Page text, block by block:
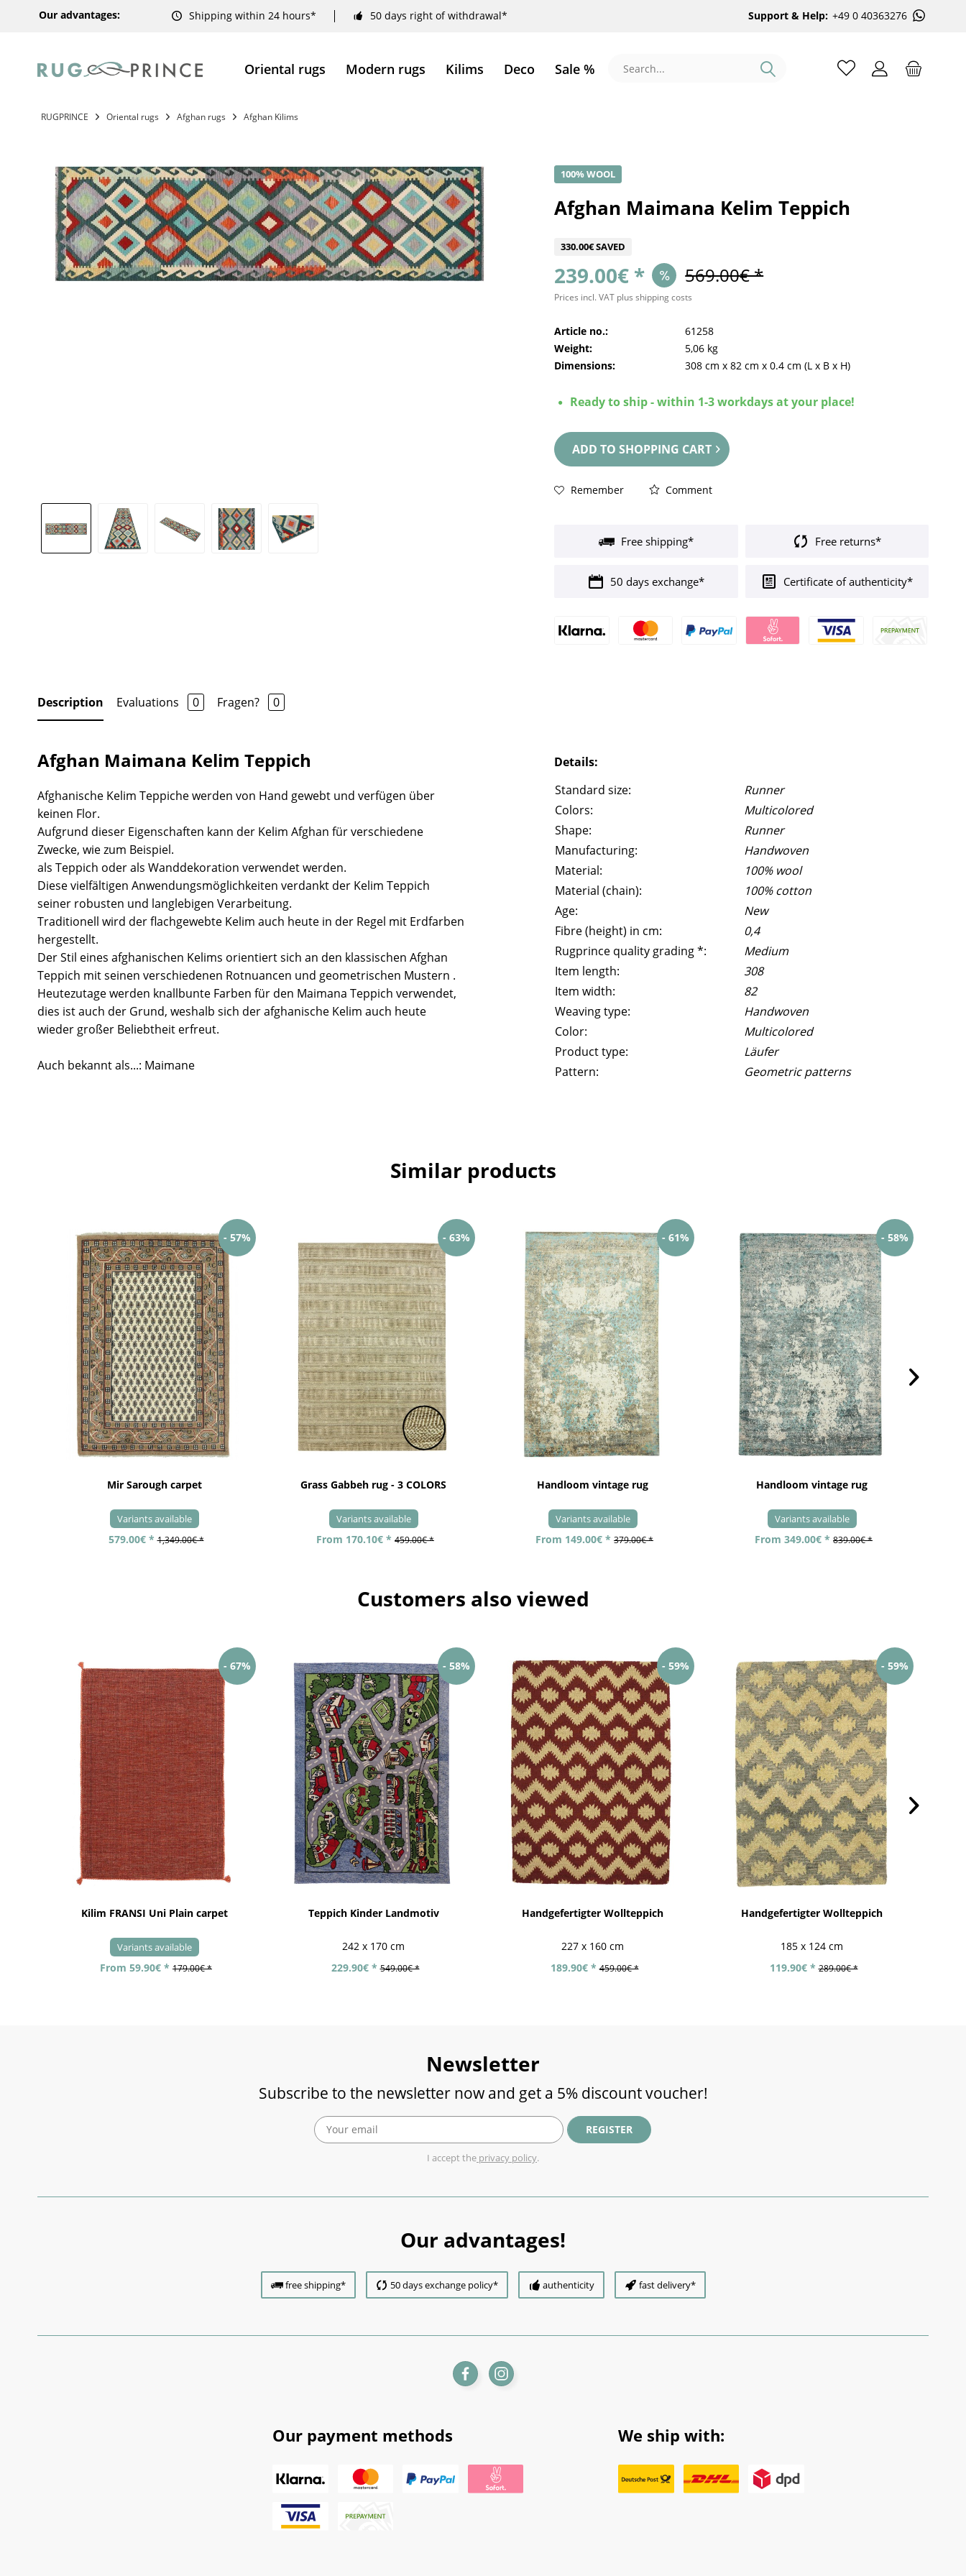
Our advantages: Shipping within 24 hours* 50 days right of withdrawal* Support & Help: +49 0 40363276
Oriental rugs Modern rugs Kilims Deco Sale %
RUGPRINCE Oriental rugs Afghan rugs Afghan Kilims
100% WOOL
Afghan Maimana Kelim Teppich
330.00€ SAVED
239.00€ * 569.00€ *
Prices incl. VAT plus shipping costs
Article no.:
61258
Weight:
5,06 kg
Dimensions:
308 cm x82 cm x0.4 cm (L x B x H)
Ready to ship - within 1-3 workdays at your place!
ADD TO SHOPPING CART
Remember Comment
Free shipping* Free returns*
50 days exchange* Certificate of authenticity*
Description Evaluations 0 Fragen? 0
Afghan Maimana Kelim Teppich
Afghanische Kelim Teppiche werden von Hand gewebt und verfügen über
keinen Flor.
Aufgrund dieser Eigenschaften kann der Kelim Afghan für verschiedene
Zwecke, wie zum Beispiel.
als Teppich oder als Wanddekoration verwendet werden.
Diese vielfältigen Anwendungsmöglichkeiten verdankt der Kelim Teppich
seiner robusten und langlebigen Verarbeitung.
Traditionell wird der flachgewebte Kelim auch heute in der Regel mit Erdfarben
hergestellt.
Der Stil eines afghanischen Kelims orientiert sich an den klassischen Afghan
Teppich mit seinen verschiedenen Rotnuancen und geometrischen Mustern .
Heutezutage werden knallbunte Farben für den Maimana Teppich verwendet,
dies ist auch der Grund, weshalb sich der afghanische Kelim auch heute
wieder großer Beliebtheit erfreut.
Auch bekannt als...: Maimane
Details:
Standard size:
Runner
Colors:
Multicolored
Shape:
Runner
Manufacturing:
Handwoven
Material:
100% wool
Material (chain):
100% cotton
Age:
New
Fibre (height) in cm:
0,4
Rugprince quality grading *:
Medium
Item length:
308
Item width:
82
Weaving type:
Handwoven
Color:
Multicolored
Product type:
Läufer
Pattern:
Geometric patterns
Similar products
- 57%
Mir Sarough carpet
Variants available
579.00€ * 1,349.00€ *
- 63%
Grass Gabbeh rug - 3 COLORS
Variants available
From 170.10€ * 459.00€ *
- 61%
Handloom vintage rug
Variants available
From 149.00€ * 379.00€ *
- 58%
Handloom vintage rug
Variants available
From 349.00€ * 839.00€ *
Customers also viewed
- 67%
Kilim FRANSI Uni Plain carpet
Variants available
From 59.90€ * 179.00€ *
- 58%
Teppich Kinder Landmotiv
242 x 170 cm
229.90€ * 549.00€ *
- 59%
Handgefertigter Wollteppich
227 x 160 cm
189.90€ * 459.00€ *
- 59%
Handgefertigter Wollteppich
185 x 124 cm
119.90€ * 289.00€ *
Newsletter
Subscribe to the newsletter now and get a 5% discount voucher!
REGISTER
I accept the privacy policy.
Our advantages!
free shipping* 50 days exchange policy* authenticity fast delivery*
Our payment methods We ship with: